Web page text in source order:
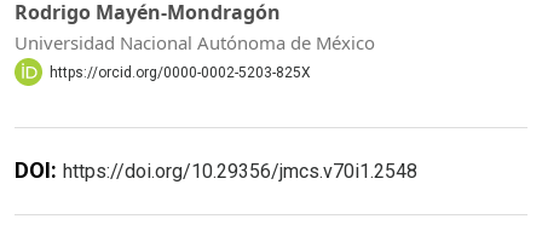
Rodrigo Mayén-Mondragón
Universidad Nacional Autónoma de México
https://orcid.org/0000-0002-5203-825X
DOI: https://doi.org/10.29356/jmcs.v70i1.2548